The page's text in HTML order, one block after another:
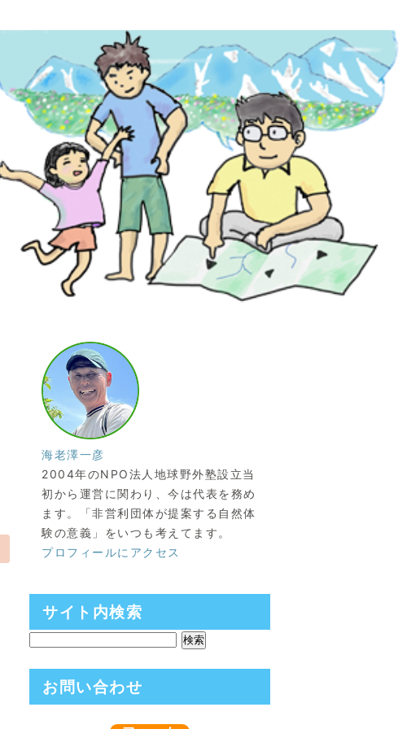
海老澤一彦
2004年のNPO法人地球野外塾設立当
初から運営に関わり、今は代表を務め
ます。「非営利団体が提案する自然体
験の意義」をいつも考えてます。
プロフィールにアクセス
サイト内検索
お問い合わせ